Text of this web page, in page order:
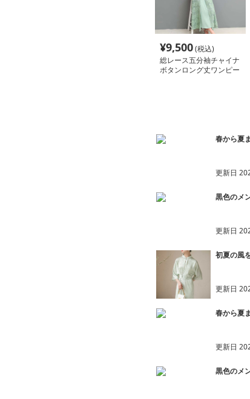
¥9,500(税込)
総レース五分袖チャイナ
ボタンロング丈ワンピー
春から夏
更新日
黒色のメ
更新日
初夏の風
更新日
春から夏
更新日
黒色のメ